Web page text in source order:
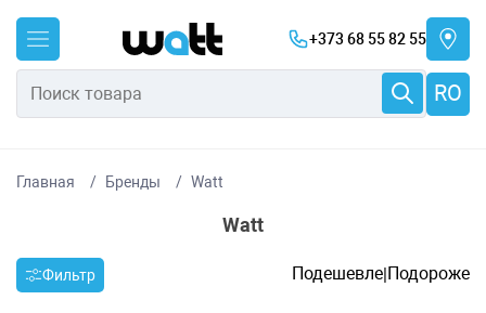
+373 68 55 82 55
RO
Главная Бренды Watt
Watt
Фильтр Подешевле|Подороже